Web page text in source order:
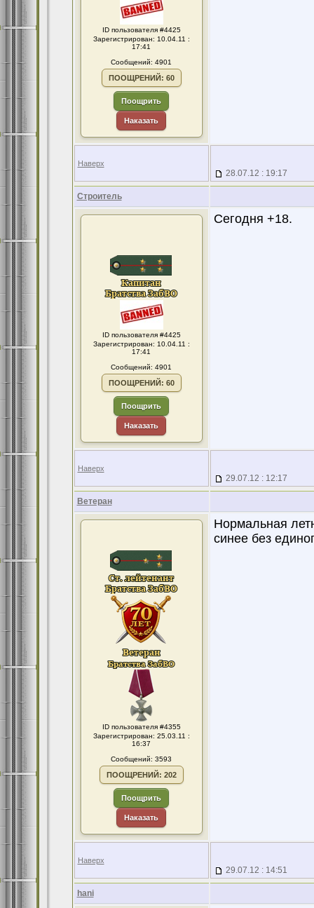
ID пользователя #4425
Зарегистрирован: 10.04.11 :
17:41
Сообщений: 4901
ПООЩРЕНИЙ: 60
Поощрить
Наказать
Наверх
28.07.12 : 19:17
Строитель
ID пользователя #4425
Зарегистрирован: 10.04.11 :
17:41
Сообщений: 4901
ПООЩРЕНИЙ: 60
Поощрить
Наказать
Сегодня +18.
Наверх
29.07.12 : 12:17
Ветеран
ID пользователя #4355
Зарегистрирован: 25.03.11 :
16:37
Сообщений: 3593
ПООЩРЕНИЙ: 202
Поощрить
Наказать
Нормальная
синее без
Наверх
29.07.12 : 14:51
hani